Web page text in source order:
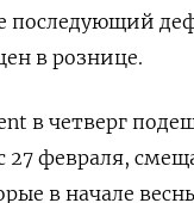
последующий
в рознице.
в четверг
27 февраля,
в начале